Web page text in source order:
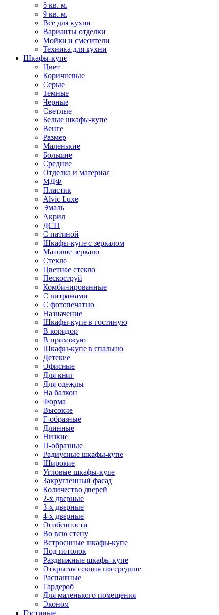
6 кв. м.
9 кв. м.
Все для кухни
Варианты отделки
Мойки и смесители
Техника для кухни
Шкафы-купе
Цвет
Коричневые
Серые
Темные
Черные
Светлые
Белые шкафы-купе
Венге
Размер
Маленькие
Большие
Средние
Отделка и материал
МДФ
Пластик
Alvic Luxe
Эмаль
Акрил
ДСП
С патиной
Шкафы-купе с зеркалом
Матовое зеркало
Стекло
Цветное стекло
Пескоструй
Комбинированные
С витражами
С фотопечатью
Назначение
Шкафы-купе в гостиную
В коридор
В прихожую
Шкафы-купе в спальню
Детские
Офисные
Для книг
Для одежды
На балкон
Форма
Высокие
Г-образные
Длинные
Низкие
П-образные
Радиусные шкафы-купе
Широкие
Угловые шкафы-купе
Закругленный фасад
Количество дверей
2-х дверные
3-х дверные
4-х дверные
Особенности
Во всю стену
Встроенные шкафы-купе
Под потолок
Раздвижные шкафы-купе
Открытая секция посередине
Распашные
Гардероб
Для маленького помещения
Эконом
Гостиные